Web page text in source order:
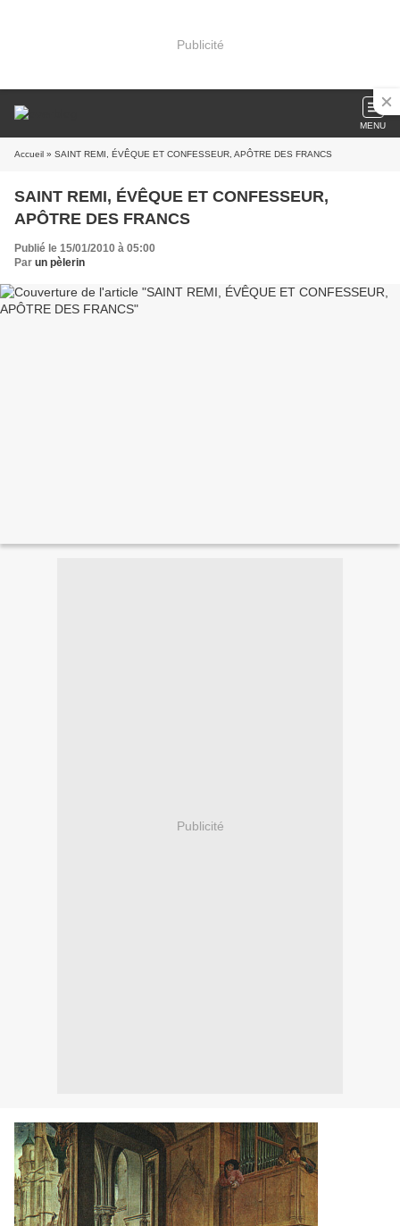
Publicité
MENU
Accueil » SAINT REMI, ÉVÊQUE ET CONFESSEUR, APÔTRE DES FRANCS
SAINT REMI, ÉVÊQUE ET CONFESSEUR,
APÔTRE DES FRANCS
Publié le 15/01/2010 à 05:00
Par un pèlerin
Publicité